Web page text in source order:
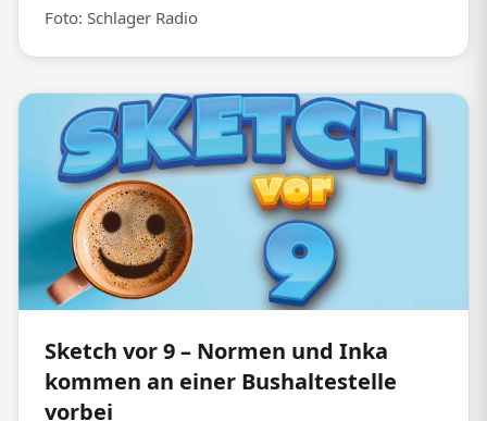
Foto: Schlager Radio
Sketch vor 9 – Normen und Inka
kommen an einer Bushaltestelle
vorbei